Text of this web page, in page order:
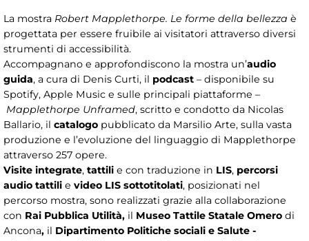
La mostra Robert Mapplethorpe. Le forme della bellezza è
progettata per essere fruibile ai visitatori attraverso diversi
strumenti di accessibilità.
Accompagnano e approfondiscono la mostra un’audio
guida, a cura di Denis Curti, il podcast – disponibile su
Spotify, Apple Music e sulle principali piattaforme –
Mapplethorpe Unframed, scritto e condotto da Nicolas
Ballario, il catalogo pubblicato da Marsilio Arte, sulla vasta
produzione e l’evoluzione del linguaggio di Mapplethorpe
attraverso 257 opere.
Visite integrate, tattili e con traduzione in LIS, percorsi
audio tattili e video LIS sottotitolati, posizionati nel
percorso mostra, sono realizzati grazie alla collaborazione
con Rai Pubblica Utilità, il Museo Tattile Statale Omero di
Ancona, il Dipartimento Politiche sociali e Salute -